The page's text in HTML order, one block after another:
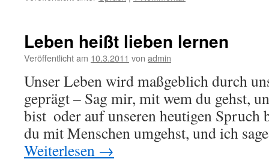
Leben heißt lieben lernen
Veröffentlicht am 10.3.2011 von admin
Unser Leben wird maßgeblich durch
geprägt – Sag mir, mit wem du gehst,
bist  oder auf unseren heutigen Spruch
du mit Menschen umgehst, und ich
Weiterlesen →